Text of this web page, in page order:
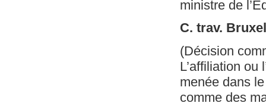
ministre de
C. trav.
(Décision
L’affiliation ou
menée dans
comme des